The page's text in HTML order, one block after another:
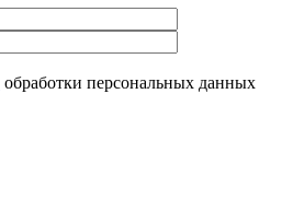
обработки персональных данных